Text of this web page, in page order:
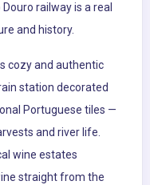
railway is a real
and history.
cozy and authentic
station decorated
Portuguese tiles —
and river life.
wine estates
straight from the